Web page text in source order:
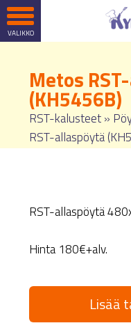
Metos
(KH5456B)
RST-kalusteet»
RST-allaspöytä
RST-allaspöytä
Hinta 180€+alv.
Lisää